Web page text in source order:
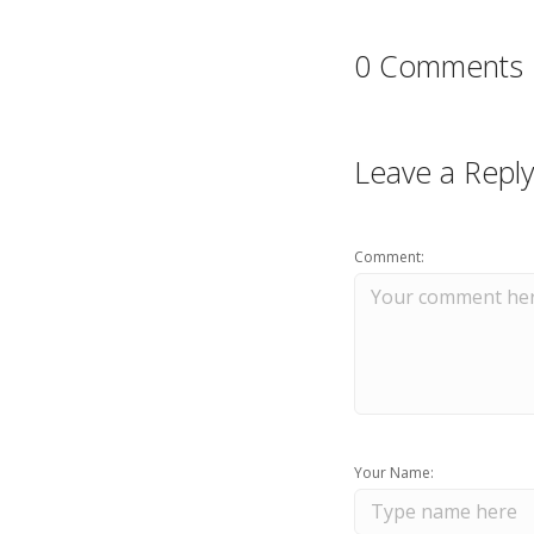
0 Comments
Leave a Reply
Comment:
Your Name: